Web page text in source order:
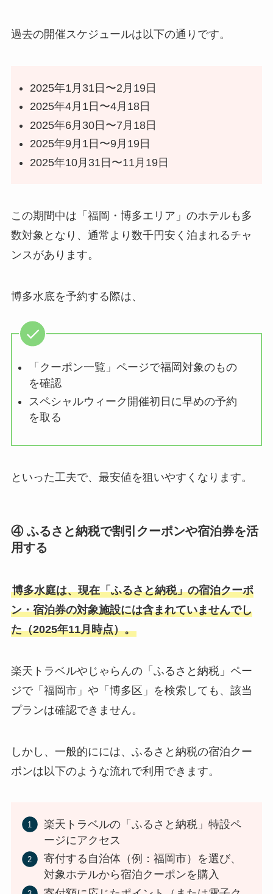
過去の開催スケジュールは以下の通りです。
2025年1月31日〜2月19日
2025年4月1日〜4月18日
2025年6月30日〜7月18日
2025年9月1日〜9月19日
2025年10月31日〜11月19日
この期間中は「福岡・博多エリア」のホテルも多
数対象となり、通常より数千円安く泊まれるチャ
ンスがあります。
博多水底を予約する際は、
「クーポン一覧」ページで福岡対象のもの
を確認
スペシャルウィーク開催初日に早めの予約
を取る
といった工夫で、最安値を狙いやすくなります。
④ ふるさと納税で割引クーポンや宿泊券を活
用する
博多水庭は、現在「ふるさと納税」の宿泊クーポ
ン・宿泊券の対象施設には含まれていませんでし
た（2025年11月時点）。
楽天トラベルやじゃらんの「ふるさと納税」ペー
ジで「福岡市」や「博多区」を検索しても、該当
プランは確認できません。
しかし、一般的にには、ふるさと納税の宿泊クー
ポンは以下のような流れで利用できます。
楽天トラベルの「ふるさと納税」特設ペ
ージにアクセス
寄付する自治体（例：福岡市）を選び、
対象ホテルから宿泊クーポンを購入